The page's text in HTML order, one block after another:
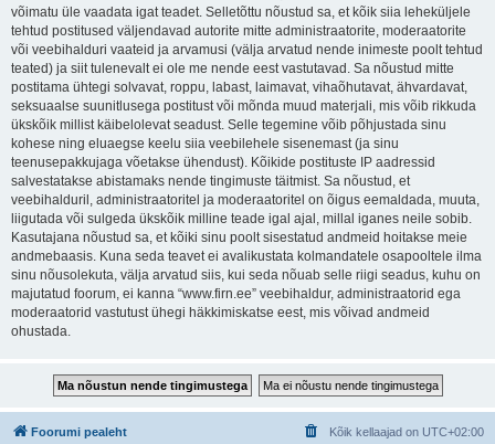
võimatu üle vaadata igat teadet. Selletõttu nõustud sa, et kõik siia leheküljele
tehtud postitused väljendavad autorite mitte administraatorite, moderaatorite
või veebihalduri vaateid ja arvamusi (välja arvatud nende inimeste poolt tehtud
teated) ja siit tulenevalt ei ole me nende eest vastutavad. Sa nõustud mitte
postitama ühtegi solvavat, roppu, labast, laimavat, vihaõhutavat, ähvardavat,
seksuaalse suunitlusega postitust või mõnda muud materjali, mis võib rikkuda
ükskõik millist käibelolevat seadust. Selle tegemine võib põhjustada sinu
kohese ning eluaegse keelu siia veebilehele sisenemast (ja sinu
teenusepakkujaga võetakse ühendust). Kõikide postituste IP aadressid
salvestatakse abistamaks nende tingimuste täitmist. Sa nõustud, et
veebihalduril, administraatoritel ja moderaatoritel on õigus eemaldada, muuta,
liigutada või sulgeda ükskõik milline teade igal ajal, millal iganes neile sobib.
Kasutajana nõustud sa, et kõiki sinu poolt sisestatud andmeid hoitakse meie
andmebaasis. Kuna seda teavet ei avalikustata kolmandatele osapooltele ilma
sinu nõusolekuta, välja arvatud siis, kui seda nõuab selle riigi seadus, kuhu on
majutatud foorum, ei kanna “www.firn.ee” veebihaldur, administraatorid ega
moderaatorid vastutust ühegi häkkimiskatse eest, mis võivad andmeid
ohustada.
Foorumi pealeht Kõik kellaajad on UTC+02:00